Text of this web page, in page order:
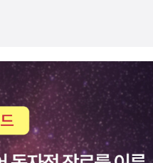
놀한다.10. 이 출판사의 책만
판사는?언뜻 생각나기로는 한
, 열린책들... 등등*워낙 즉흥
다.
소중하다. 사이버공간의 불안
는 인간의 마음의 뿌리가느리고
그 느린 흐름 속에서 놀랍도
음을 알려준다.당연하게도,
버 공간의 명멸하는 가벼운 감